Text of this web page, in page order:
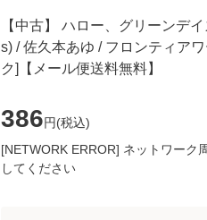
【中古】 ハロー、グリーンデ
s) / 佐久本あゆ / フロンティア
ク]【メール便送料無料】
386円(税込)
[NETWORK ERROR] ネットワーク
してください